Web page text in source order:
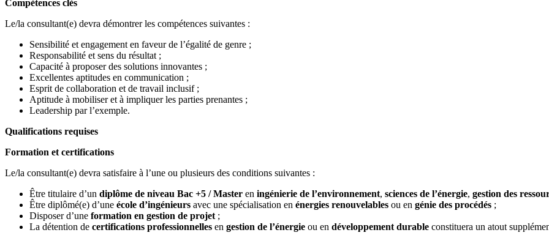
Compétences clés
Le/la consultant(e) devra démontrer les compétences suivantes :
Sensibilité et engagement en faveur de l’égalité de genre ;
Responsabilité et sens du résultat ;
Capacité à proposer des solutions innovantes ;
Excellentes aptitudes en communication ;
Esprit de collaboration et de travail inclusif ;
Aptitude à mobiliser et à impliquer les parties prenantes ;
Leadership par l’exemple.
Qualifications requises
Formation et certifications
Le/la consultant(e) devra satisfaire à l’une ou plusieurs des conditions suivantes :
Être titulaire d’un diplôme de niveau Bac +5 / Master en ingénierie de l’environnement, sciences de l’énergie, gestion des
Être diplômé(e) d’une école d’ingénieurs avec une spécialisation en énergies renouvelables ou en génie des procédés ;
Disposer d’une formation en gestion de projet ;
La détention de certifications professionnelles en gestion de l’énergie ou en développement durable constituera un atout